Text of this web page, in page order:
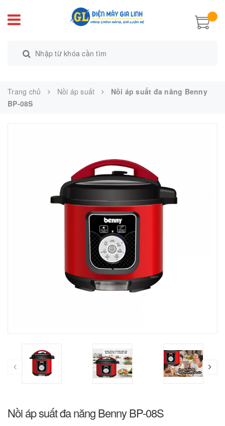
Trang chủ Nồi áp suất
Nồi áp suất đa năng Benny
BP-08S
Nồi áp suất đa năng Benny BP-08S